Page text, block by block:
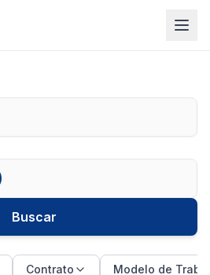
Buscar
Contrato Modelo de